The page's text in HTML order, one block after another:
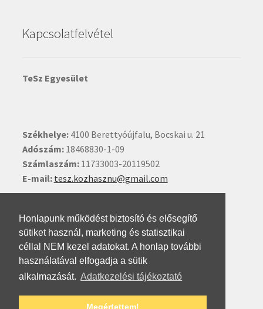
Honlapunk működést biztosító és elősegítő
sütiket használ, marketing és statisztikai
céllal NEM kezel adatokat. A honlap további
használatával elfogadja a sütik
alkalmazását. Adatkezelési tájékoztató
Megértettem!
Kapcsolatfelvétel
TeSz Egyesület
Székhelye:4100 Berettyóújfalu, Bocskai u. 21
Adószám:18468830-1-09
Számlaszám:11733003-20119502
E-mail: tesz.kozhasznu@gmail.com
© Testvéri Szövetség 2026